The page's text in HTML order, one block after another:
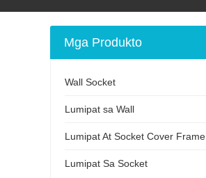
Mga Produkto
Wall Socket
Lumipat sa Wall
Lumipat At Socket Cover Frame
Lumipat Sa Socket